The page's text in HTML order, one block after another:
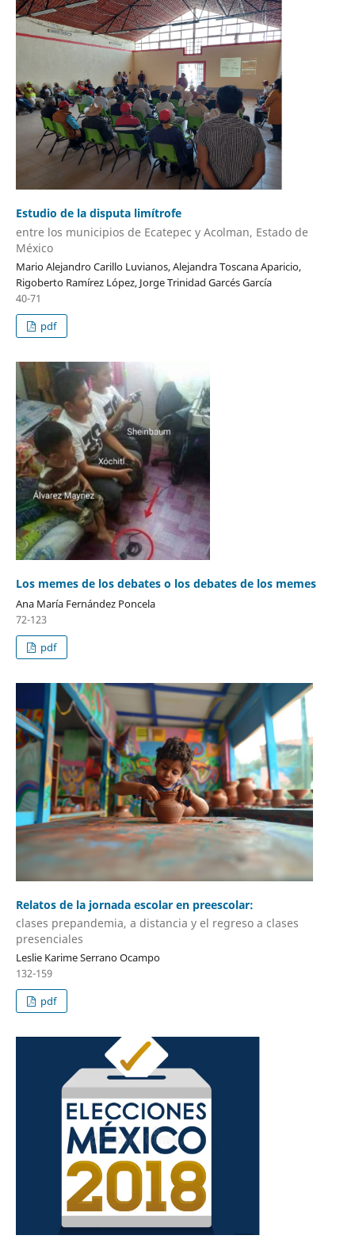
Estudio de la disputa limítrofe
entre los municipios de Ecatepec y Acolman, Estado de
México
Mario Alejandro Carillo Luvianos, Alejandra Toscana Aparicio,
Rigoberto Ramírez López, Jorge Trinidad Garcés García
40-71
pdf
Los memes de los debates o los debates de los memes
Ana María Fernández Poncela
72-123
pdf
Relatos de la jornada escolar en preescolar:
clases prepandemia, a distancia y el regreso a clases
presenciales
Leslie Karime Serrano Ocampo
132-159
pdf